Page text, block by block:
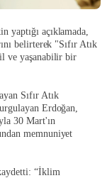
yaptığı açıklamada,
belirterek "Sıfır Atık
ve yaşanabilir bir
Sıfır Atık
Erdoğan,
30 Mart'ın
memnuniyet
“İklim